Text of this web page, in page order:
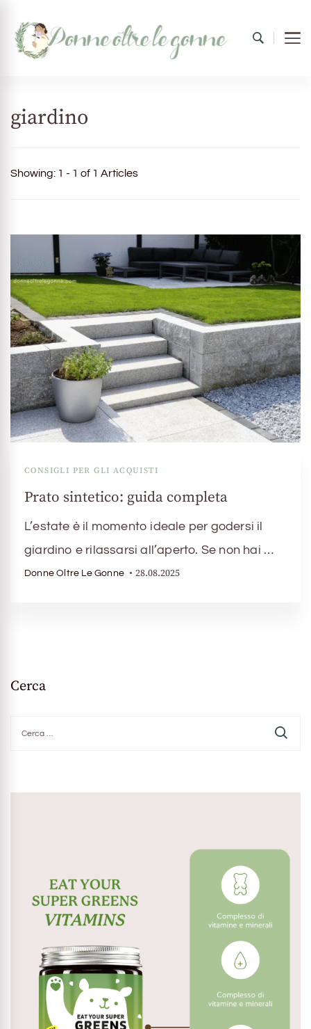
giardino
Showing: 1 - 1 of 1 Articles
CONSIGLI PER GLI ACQUISTI
Prato sintetico: guida completa
L’estate è il momento ideale per godersi il
giardino e rilassarsi all’aperto. Se non hai …
Donne Oltre Le Gonne 28.08.2025
Cerca
per: